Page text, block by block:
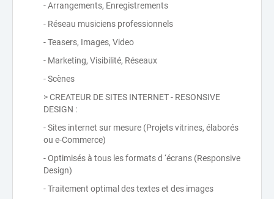
- Arrangements, Enregistrements
- Réseau musiciens professionnels
- Teasers, Images, Video
- Marketing, Visibilité, Réseaux
- Scènes
> CREATEUR DE SITES INTERNET - RESONSIVE
DESIGN :
- Sites internet sur mesure (Projets vitrines, élaborés
ou e-Commerce)
- Optimisés à tous les formats d ‘écrans (Responsive
Design)
- Traitement optimal des textes et des images